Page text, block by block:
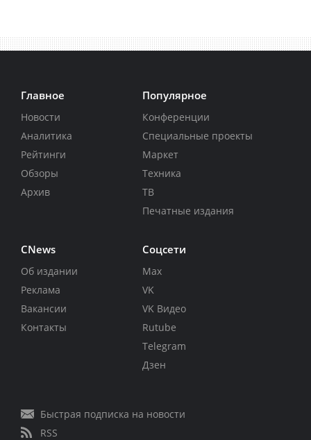
Главное
Новости
Аналитика
Рейтинги
Обзоры
Архив
Популярное
Конференции
Специальные проекты
Маркет
Техника
ТВ
Печатные издания
CNews
Об издании
Реклама
Вакансии
Контакты
Соцсети
Max
VK
VK Видео
Rutube
Telegram
Дзен
Быстрая подписка на новости
RSS